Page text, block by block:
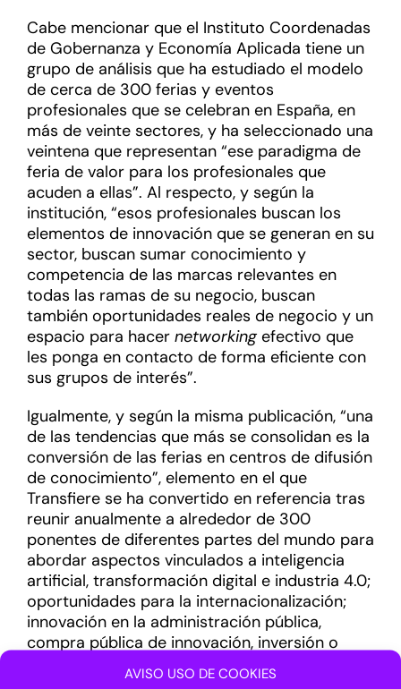
AVISO USO DE COOKIES
Cabe mencionar que el Instituto Coordenadas
de Gobernanza y Economía Aplicada tiene un
grupo de análisis que ha estudiado el modelo
de cerca de 300 ferias y eventos
profesionales que se celebran en España, en
más de veinte sectores, y ha seleccionado una
veintena que representan “ese paradigma de
feria de valor para los profesionales que
acuden a ellas”. Al respecto, y según la
institución, “esos profesionales buscan los
elementos de innovación que se generan en su
sector, buscan sumar conocimiento y
competencia de las marcas relevantes en
todas las ramas de su negocio, buscan
también oportunidades reales de negocio y un
espacio para hacer networkingefectivo que
les ponga en contacto de forma eficiente con
sus grupos de interés”.
Igualmente, y según la misma publicación, “una
de las tendencias que más se consolidan es la
conversión de las ferias en centros de difusión
de conocimiento”, elemento en el que
Transfiere se ha convertido en referencia tras
reunir anualmente a alrededor de 300
ponentes de diferentes partes del mundo para
abordar aspectos vinculados a inteligencia
artificial, transformación digital e industria 4.0;
oportunidades para la internacionalización;
innovación en la administración pública,
compra pública de innovación, inversión o
Estado del Arte de la investigación española.